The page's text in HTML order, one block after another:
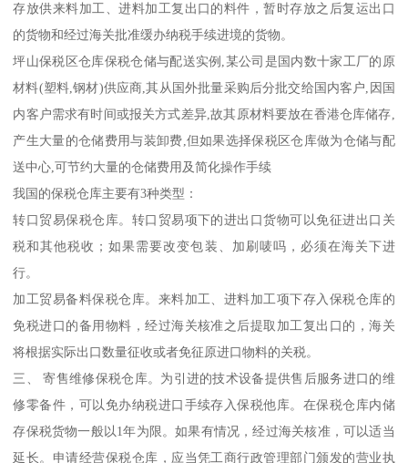
存放供来料加工、进料加工复出口的料件，暂时存放之后复运出口
的货物和经过海关批准缓办纳税手续进境的货物。
坪山保税区仓库保税仓储与配送实例,某公司是国内数十家工厂的原
材料(塑料,钢材)供应商,其从国外批量采购后分批交给国内客户,因国
内客户需求有时间或报关方式差异,故其原材料要放在香港仓库储存,
产生大量的仓储费用与装卸费,但如果选择保税区仓库做为仓储与配
送中心,可节约大量的仓储费用及简化操作手续
我国的保税仓库主要有3种类型：
转口贸易保税仓库。转口贸易项下的进出口货物可以免征进出口关
税和其他税收；如果需要改变包装、加刷唛吗，必须在海关下进
行。
加工贸易备料保税仓库。来料加工、进料加工项下存入保税仓库的
免税进口的备用物料，经过海关核准之后提取加工复出口的，海关
将根据实际出口数量征收或者免征原进口物料的关税。
三、 寄售维修保税仓库。为引进的技术设备提供售后服务进口的维
修零备件，可以免办纳税进口手续存入保税他库。在保税仓库内储
存保税货物一般以1年为限。如果有情况，经过海关核准，可以适当
延长。申请经营保税仓库，应当凭工商行政管理部门颁发的营业执